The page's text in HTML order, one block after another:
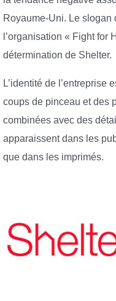
Royaume-Uni. Le
l’organisation « Fight for
détermination de Shelter.
L’identité de l’entreprise
coups de pinceau et des
combinées avec des
apparaissent dans les
que dans les imprimés.